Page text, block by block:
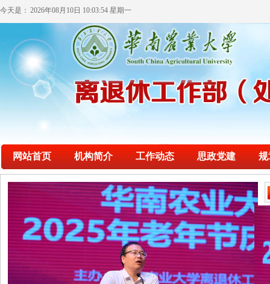
今天是： 2026年08月10日 10:03:55 星期一
网站首页 机构简介 工作动态 思政党建 规